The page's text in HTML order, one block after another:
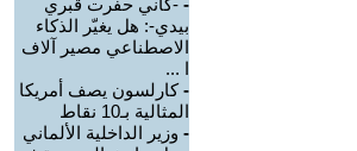
- -كأني حفرت قبري
بيدي-: هل يغيّر الذكاء
الاصطناعي مصير آلاف
ا ...
-كارلسون يصف أمريكا
المثالية بـ10 نقاط
- وزير الداخلية الألماني